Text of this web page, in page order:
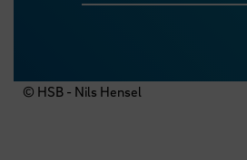
© HSB - Nils Hensel